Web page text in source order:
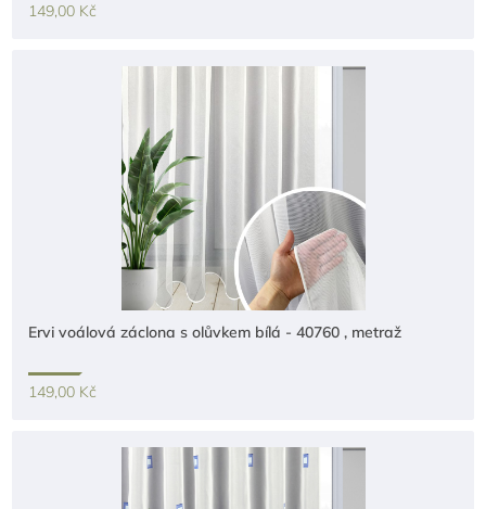
149,00 Kč
Ervi voálová záclona s olůvkem bílá - 40760 , metraž
149,00 Kč